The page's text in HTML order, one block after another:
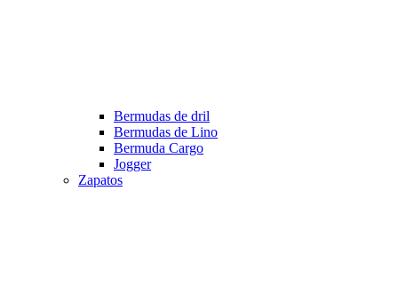
Bermudas de dril
Bermudas de Lino
Bermuda Cargo
Jogger
Zapatos